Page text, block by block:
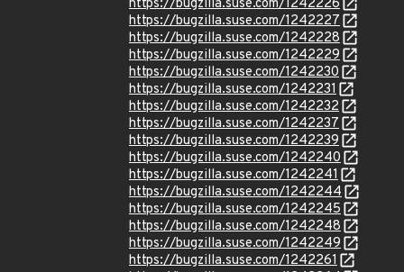
https://bugzilla.suse.com/1242226
https://bugzilla.suse.com/1242227
https://bugzilla.suse.com/1242228
https://bugzilla.suse.com/1242229
https://bugzilla.suse.com/1242230
https://bugzilla.suse.com/1242231
https://bugzilla.suse.com/1242232
https://bugzilla.suse.com/1242237
https://bugzilla.suse.com/1242239
https://bugzilla.suse.com/1242240
https://bugzilla.suse.com/1242241
https://bugzilla.suse.com/1242244
https://bugzilla.suse.com/1242245
https://bugzilla.suse.com/1242248
https://bugzilla.suse.com/1242249
https://bugzilla.suse.com/1242261